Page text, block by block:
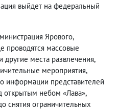
выйдет на федеральный
Ярового,
проводятся массовые
другие места развлечения,
мероприятия,
информации представителей
открытым небом «Лава»,
снятия ограничительных